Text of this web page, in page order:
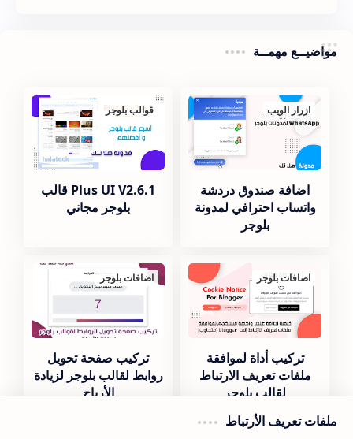
مواضيــع مهمــة
ازرار الويب
اضافة صندوق دردشة
واتساب احترافي لمدونة
بلوجر
قوالب بلوجر
Plus UI V2.6.1 قالب
بلوجر مجاني
اضافات بلوجر
تركيب أداة لموافقة
ملفات تعريف الارتباط
لقالب بلوجر
اضافات بلوجر
تركيب صفحة تحويل
روابط لقالب بلوجر لزيادة
الأرباح
ملفات تعريف الأرتباط